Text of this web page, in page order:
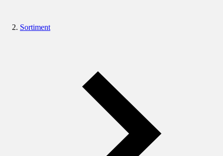
Sortiment